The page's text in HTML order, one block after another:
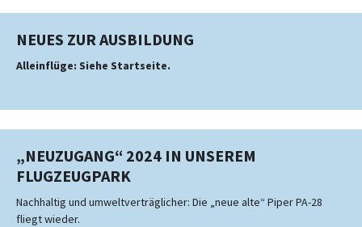
NEUES ZUR AUSBILDUNG
Alleinflüge: Siehe Startseite.
„NEUZUGANG“ 2024 IN UNSEREM
FLUGZEUGPARK
Nachhaltig und umweltverträglicher: Die „neue alte“ Piper PA-28
fliegt wieder.